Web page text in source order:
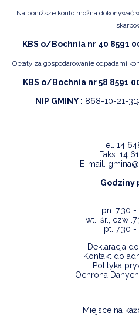
Na poniższe konto można dokonywać
KBS o/Bochnia nr 40 8591
Opłaty za gospodarowanie odpadami
KBS o/Bochnia nr 58 8591
NIP GMINY : 868-10-21-
Tel. 14
Faks. 14
E-mail.
Godziny
pn. 7.30 -
wt., śr., czw
pt. 7.30 -
Deklaracja
Kontakt do
Polityka
Ochrona
Miejsce na